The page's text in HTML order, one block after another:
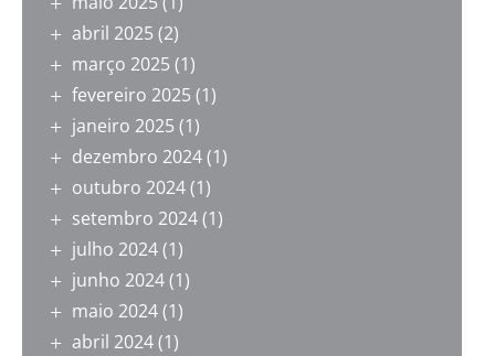
abril 2025 (2)
março 2025 (1)
fevereiro 2025 (1)
janeiro 2025 (1)
dezembro 2024(1)
outubro 2024(1)
setembro 2024(1)
julho 2024(1)
junho 2024(1)
maio 2024(1)
abril 2024(1)